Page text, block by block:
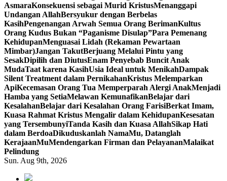
AsmaraKonsekuensi sebagai Murid KristusMenanggapi
Undangan AllahBersyukur dengan Berbelas
KasihPengenangan Arwah Semua Orang BerimanKultus
Orang Kudus Bukan “Paganisme Disulap”Para Pemenang
KehidupanMenguasai Lidah (Rekaman Pewartaan
Mimbar)Jangan TakutBerjuang Melalui Pintu yang
SesakDipilih dan DiutusEnam Penyebab Buncit Anak
MudaTaat karena KasihUsia Ideal untuk MenikahDampak
Silent Treatment dalam PernikahanKristus Melemparkan
ApiKecemasan Orang Tua Memperparah Alergi AnakMenjadi
Hamba yang SetiaMelawan KemunafikanBelajar dari
KesalahanBelajar dari Kesalahan Orang FarisiBerkat Imam,
Kuasa Rahmat Kristus Mengalir dalam KehidupanKesesatan
yang TersembunyiTanda Kasih dan Kuasa AllahSikap Hati
dalam BerdoaDikuduskanlah NamaMu, Datanglah
KerajaanMuMendengarkan Firman dan PelayananMalaikat
Pelindung
Sun. Aug 9th, 2026